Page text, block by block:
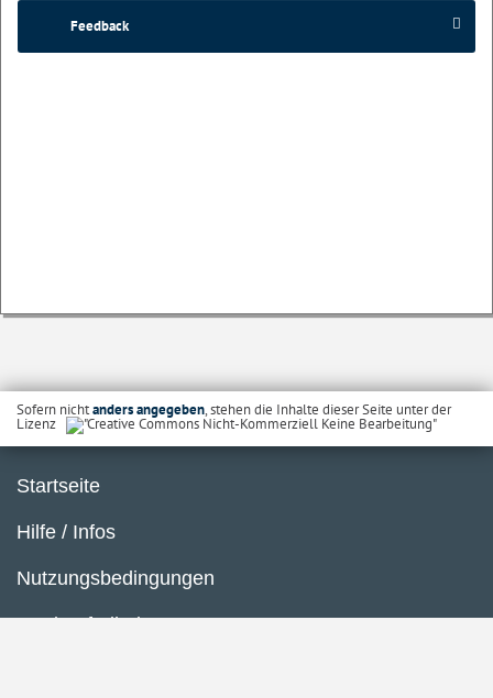
Feedback
Sofern nichtanders angegeben, stehen die Inhalte dieser Seite unter der
Lizenz
Startseite
Hilfe / Infos
Nutzungsbedingungen
Barrierefreiheit